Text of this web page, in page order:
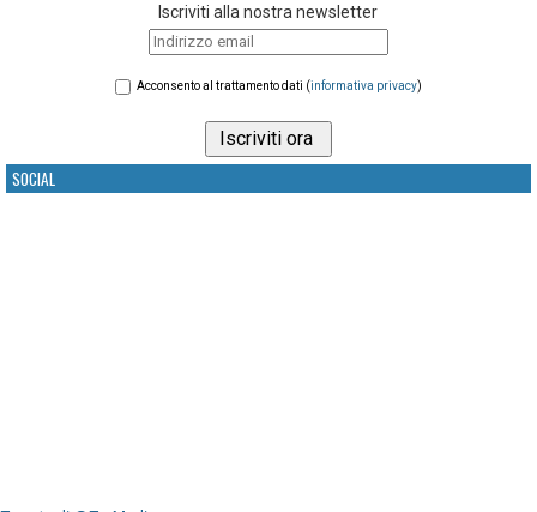
Iscriviti alla nostra newsletter
Acconsento al trattamento dati (informativa privacy)
SOCIAL